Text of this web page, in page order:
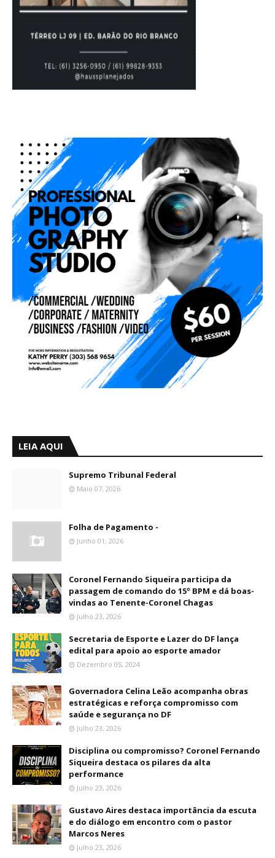
LEIA AQUI
Supremo Tribunal Federal
Maio 07, 2026
Folha de Pagamento -
Junho 01, 2026
Coronel Fernando Siqueira participa da
passagem de comando do 15º BPM e dá boas-
vindas ao Tenente-Coronel Chagas
Julho 23, 2026
Secretaria de Esporte e Lazer do DF lança
edital para apoio ao esporte amador
Dezembro 05, 2024
Governadora Celina Leão acompanha obras
estratégicas e reforça compromisso com
saúde e segurança no DF
Julho 23, 2026
Disciplina ou compromisso? Coronel Fernando
Siqueira destaca os pilares da alta
performance
Julho 23, 2026
Gustavo Aires destaca importância da escuta
e do diálogo em encontro com o pastor
Marcos Neres
Julho 23, 2026